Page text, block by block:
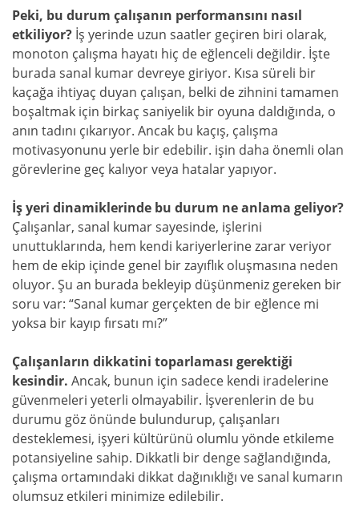
Peki, bu durum çalışanın performansını nasıl
etkiliyor? İş yerinde uzun saatler geçiren biri olarak,
monoton çalışma hayatı hiç de eğlenceli değildir. İşte
burada sanal kumar devreye giriyor. Kısa süreli bir
kaçağa ihtiyaç duyan çalışan, belki de zihnini tamamen
boşaltmak için birkaç saniyelik bir oyuna daldığında, o
anın tadını çıkarıyor. Ancak bu kaçış, çalışma
motivasyonunu yerle bir edebilir. işin daha önemli olan
görevlerine geç kalıyor veya hatalar yapıyor.
İş yeri dinamiklerinde bu durum ne anlama geliyor?
Çalışanlar, sanal kumar sayesinde, işlerini
unuttuklarında, hem kendi kariyerlerine zarar veriyor
hem de ekip içinde genel bir zayıflık oluşmasına neden
oluyor. Şu an burada bekleyip düşünmeniz gereken bir
soru var: “Sanal kumar gerçekten de bir eğlence mi
yoksa bir kayıp fırsatı mı?”
Çalışanların dikkatini toparlaması gerektiği
kesindir. Ancak, bunun için sadece kendi iradelerine
güvenmeleri yeterli olmayabilir. İşverenlerin de bu
durumu göz önünde bulundurup, çalışanları
desteklemesi, işyeri kültürünü olumlu yönde etkileme
potansiyeline sahip. Dikkatli bir denge sağlandığında,
çalışma ortamındaki dikkat dağınıklığı ve sanal kumarın
olumsuz etkileri minimize edilebilir.